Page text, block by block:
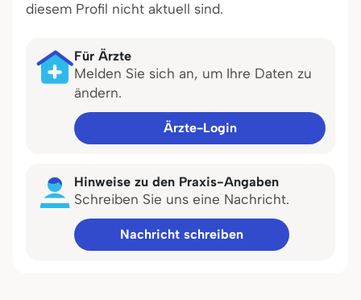
diesem Profil nicht aktuell sind.
Für Ärzte
Melden Sie sich an, um Ihre Daten zu
ändern.
Ärzte-Login
Hinweise zu den Praxis-Angaben
Schreiben Sie uns eine Nachricht.
Nachricht schreiben